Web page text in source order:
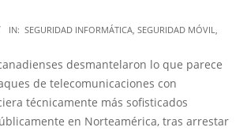
IN: SEGURIDAD INFORMÁTICA SEGURIDAD MÓVIL
desmantelaron lo que parece
de telecomunicaciones con
técnicamente más sofisticados
en Norteamérica, tras arrestar